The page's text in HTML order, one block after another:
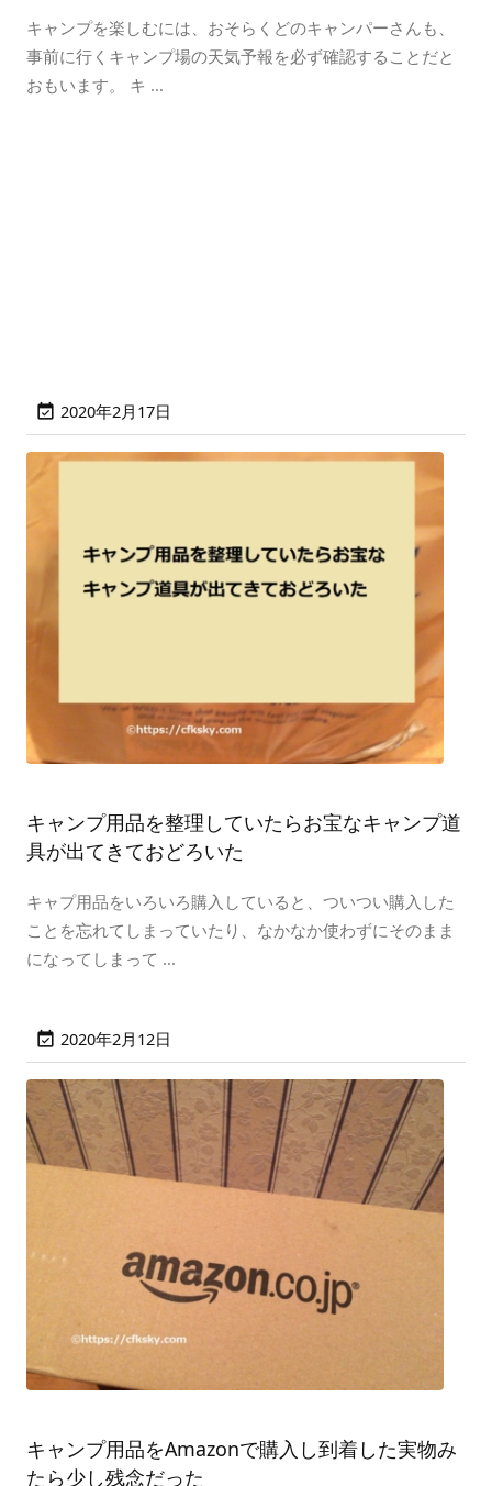
キャンプを楽しむには、おそらくどのキャンパーさんも、
事前に行くキャンプ場の天気予報を必ず確認することだと
おもいます。 キ ...
 2020年2月17日
キャンプ用品を整理していたらお宝なキャンプ道
具が出てきておどろいた
キャプ用品をいろいろ購入していると、ついつい購入した
ことを忘れてしまっていたり、なかなか使わずにそのまま
になってしまって ...
 2020年2月12日
キャンプ用品をAmazonで購入し到着した実物み
たら少し残念だった